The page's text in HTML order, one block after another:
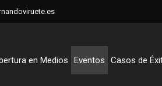
en Medios Eventos Casos de